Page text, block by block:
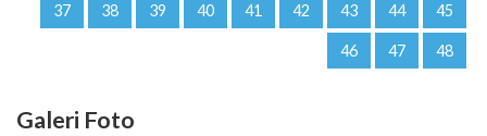
37 38 39 40 41 42 43 44 45
46 47 48
Galeri Foto